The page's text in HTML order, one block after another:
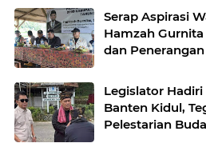
Serap Aspirasi
Hamzah
dan
Legislator Hadiri
Banten Kidul,
Pelestarian